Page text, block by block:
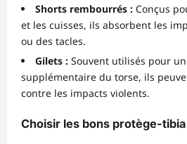
Shorts rembourrés : Conçus
et les cuisses, ils absorbent les
ou des tacles.
Gilets : Souvent utilisés pour
supplémentaire du torse, ils
contre les impacts violents.
Choisir les bons protège-